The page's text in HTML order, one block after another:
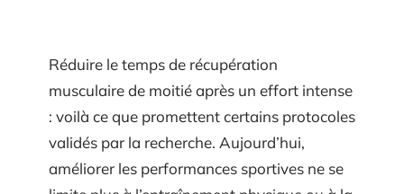
Réduire le temps de récupération
musculaire de moitié après un effort intense
: voilà ce que promettent certains protocoles
validés par la recherche. Aujourd’hui,
améliorer les performances sportives ne se